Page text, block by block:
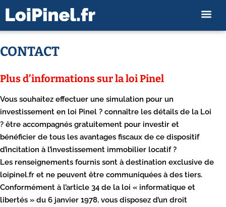
CONTACT
Plus d’informations sur la loi Pinel
Vous souhaitez effectuer une simulation pour un
investissement en loi Pinel ? connaître les détails de la Loi
? être accompagnés gratuitement pour investir et
bénéficier de tous les avantages fiscaux de ce dispositif
d’incitation à l’investissement immobilier locatif ?
Les renseignements fournis sont à destination exclusive de
loipinel.fr et ne peuvent être communiquées à des tiers.
Conformément à l’article 34 de la loi « informatique et
libertés » du 6 janvier 1978, vous disposez d’un droit